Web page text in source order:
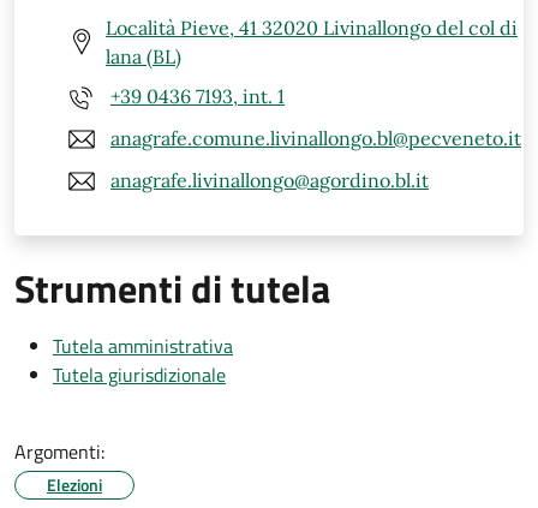
Località Pieve, 41 32020 Livinallongo del col di
lana (BL)
+39 0436 7193, int. 1
anagrafe.comune.livinallongo.bl@pecveneto.it
anagrafe.livinallongo@agordino.bl.it
Strumenti di tutela
Tutela amministrativa
Tutela giurisdizionale
Argomenti:
Elezioni